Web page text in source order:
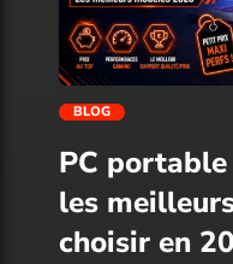
BLOG
PC
les
choisir en